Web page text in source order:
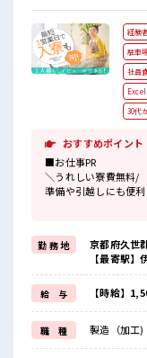
経験
駐車
社員
30代
おすすめポイント
■お仕事PR
＼うれしい寮費無料/
準備や引越しにも便
現地までの移動交通費
なので遠方からお越
＼おすすめポイント/
クリーンルーム内で
季節に関係なく年間通
クリーンルームでの作
交替勤務の経験があ
丁寧な研修があるの
勤 務 地
京都府久世
【最寄駅
給 与 【時給】
職 種 製造（加工)